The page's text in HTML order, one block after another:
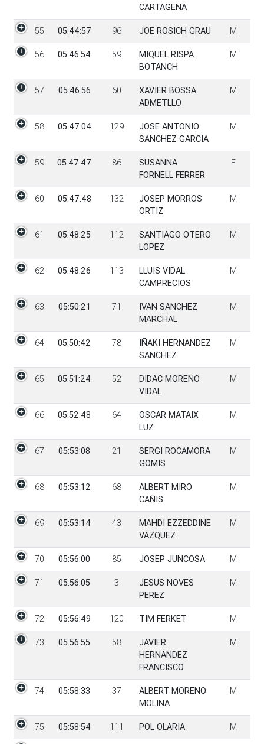
CARTAGENA
55 05:44:57 96 JOE ROSICH GRAU M
56 05:46:54 59
MIQUEL RISPA
BOTANCH
M
57 05:46:56 60
XAVIER BOSSA
ADMETLLO
M
58 05:47:04 129
JOSE ANTONIO
SANCHEZ GARCIA
M
59 05:47:47 86
SUSANNA
FORNELL FERRER
F
60 05:47:48 132
JOSEP MORROS
ORTIZ
M
61 05:48:25 112
SANTIAGO OTERO
LOPEZ
M
62 05:48:26 113
LLUIS VIDAL
CAMPRECIOS
M
63 05:50:21 71
IVAN SANCHEZ
MARCHAL
M
64 05:50:42 78
IÑAKI HERNANDEZ
SANCHEZ
M
65 05:51:24 52
DIDAC MORENO
VIDAL
M
66 05:52:48 64
OSCAR MATAIX
LUZ
M
67 05:53:08 21
SERGI ROCAMORA
GOMIS
M
68 05:53:12 68
ALBERT MIRO
CAÑIS
M
69 05:53:14 43
MAHDI EZZEDDINE
VAZQUEZ
M
70 05:56:00 85 JOSEP JUNCOSA M
71 05:56:05 3
JESUS NOVES
PEREZ
M
72 05:56:49 120 TIM FERKET M
73 05:56:55 58
JAVIER
HERNANDEZ
FRANCISCO
M
74 05:58:33 37
ALBERT MORENO
MOLINA
M
75 05:58:54 111 POL OLARIA M